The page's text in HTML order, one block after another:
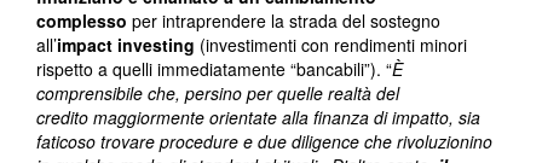
complesso per intraprendere la strada del sostegno
all’impact investing (investimenti con rendimenti minori
rispetto a quelli immediatamente “bancabili”). “È
comprensibile che, persino per quelle realtà del
credito maggiormente orientate alla finanza di impatto, sia
faticoso trovare procedure e due diligence che rivoluzionino